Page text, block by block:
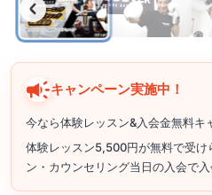
キャンペーン実施中！
今なら体験レッスン&入会金無料キ
体験レッスン5,500円が無料で受け
ン・カウンセリング当日の入会で